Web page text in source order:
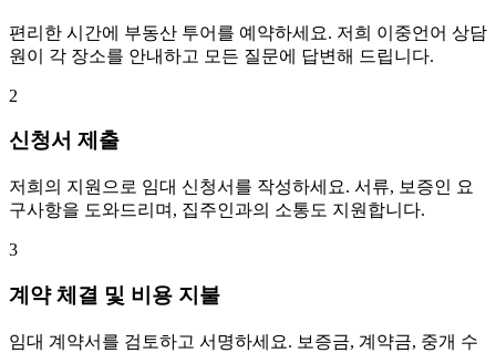
편리한 시간에 부동산 투어를 예약하세요. 저희 이중언어 상담
원이 각 장소를 안내하고 모든 질문에 답변해 드립니다.
2
신청서 제출
저희의 지원으로 임대 신청서를 작성하세요. 서류, 보증인 요
구사항을 도와드리며, 집주인과의 소통도 지원합니다.
3
계약 체결 및 비용 지불
임대 계약서를 검토하고 서명하세요. 보증금, 계약금, 중개 수